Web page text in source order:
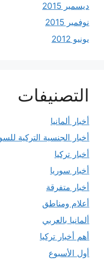
ديسمبر 2015
نوفمبر 2015
يونيو 2012
التصنيفات
أخبار ألمانيا
أخبار الجنسية التركية
أخبار تركيا
أخبار سوريا
أخبار متفرقة
أعلام ومناطق
ألمانيا بالعربي
أهم أخبار تركيا
أول الأسبوع